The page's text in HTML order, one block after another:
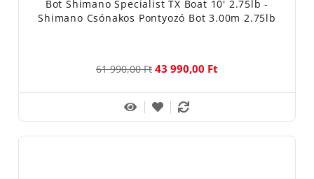
High Modulus Full Carbon blankokkal büszkélkedhet, amelyek
meglepő könnyedséget és kiváló egyensúlyt kínálnak. Ezek a
Intensity modellekkel a távolság soha nem jelent problémát. Az
egyedi tervezésű DPS orsótartóval felszerelt TX-2A egy olyan bot,
amelyre minden képességű horgász büszke lehet.
Gyártó/ForgalmazAó: Shimano Polska SP. Z O.O,
Bot Shimano Specialist TX Boat 10' 2.75lb -
Shimano Csónakos Pontyozó Bot 3.00m 2.75lb
61 990,00 Ft 43 990,00 Ft